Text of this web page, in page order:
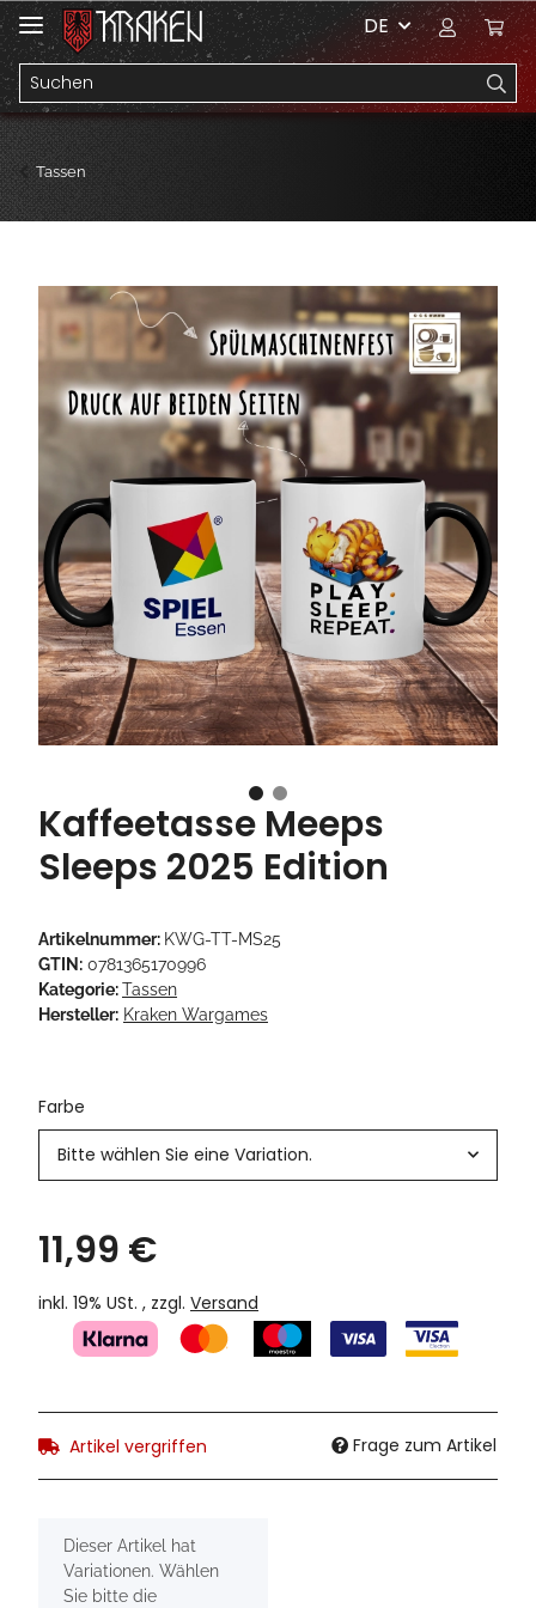
DE
Tassen
Kaffeetasse Meeps
Sleeps 2025 Edition
Artikelnummer: KWG-TT-MS25
GTIN: 0781365170996
Kategorie:Tassen
Hersteller: Kraken Wargames
Farbe
Bitte wählen Sie eine Variation.
11,99 €
inkl. 19% USt. , zzgl. Versand
Artikel vergriffen Frage zum Artikel
xDieser Artikel hat
Variationen. Wählen
Sie bitte die